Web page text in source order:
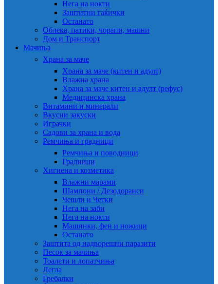
Нега на нокти
Заштитни гаќички
Останато
Облека, патики, чорапи, машни
Дом и Транспорт
Мачиња
Храна за маче
Храна за маче (китен и адулт)
Влажна храна
Храна за маче китен и адулт (рефус)
Медицинска храна
Витамини и минерали
Вкусни закуски
Играчки
Садови за храна и вода
Ремчиња и градници
Ремчиња и поводници
Градници
Хигиена и козметика
Влажни марами
Шампони / Дезодоранси
Чешли и Четки
Нега на заби
Нега на нокти
Машинки, фен и ножици
Останато
Заштита од надворешни паразити
Песок за мачиња
Тоалети и лопатчиња
Легла
Гребалки